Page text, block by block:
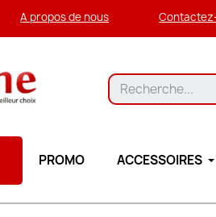
A propos de nous
PROMO ACCESSOIRES